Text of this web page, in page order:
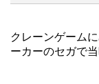
クレーンゲーム
ーカーのセガで